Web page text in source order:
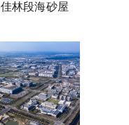
林段海砂屋